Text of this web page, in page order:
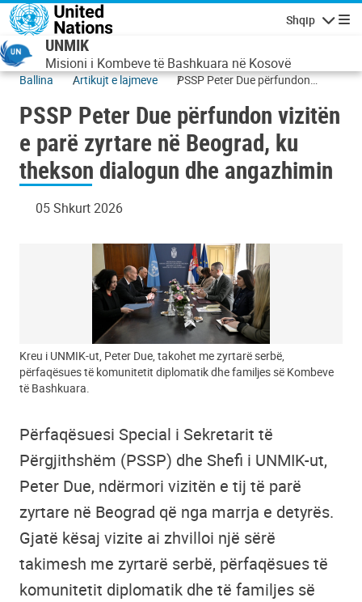
Skip to main content
Shqip
Lundrimi
UNMIK
Misioni i Kombeve të Bashkuara në Kosovë
Ballina Artikujt e lajmeve
PSSP Peter Due përfundon
ku thekson dialogun dhe
angazhimin
PSSP Peter Due përfundon vizitën
e parë zyrtare në Beograd, ku
thekson dialogun dhe angazhimin
05 Shkurt 2026
Kreu i UNMIK-ut, Peter Due, takohet me zyrtarë serbë,
përfaqësues të komunitetit diplomatik dhe familjes së Kombeve
të Bashkuara.
Përfaqësuesi Special i Sekretarit të
Përgjithshëm (PSSP) dhe Shefi i UNMIK-ut,
Peter Due, ndërmori vizitën e tij të parë
zyrtare në Beograd që nga marrja e detyrës.
Gjatë kësaj vizite ai zhvilloi një sërë
takimesh me zyrtarë serbë, përfaqësues të
komunitetit diplomatik dhe të familjes së